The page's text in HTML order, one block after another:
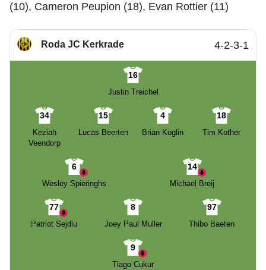
(10), Cameron Peupion (18), Evan Rottier (11)
Roda JC Kerkrade 4-2-3-1
16
Justin Treichel
34
Keziah
Veendorp
15
Lucas Beerten
4
Brian Koglin
18
Tim Kother
6
Wesley Spieringhs
14
Michael Breij
77
Patriot Sejdiu
8
Joey Paul Muller
97
Thibo Baeten
9
Tiago Cukur